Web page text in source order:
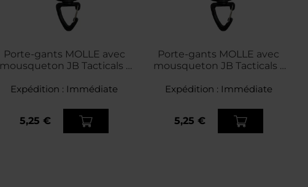
Porte-gants MOLLE avec
mousqueton JB Tacticals -
Expédition : Immédiate
5,25 €
Porte-gants MOLLE avec
mousqueton JB Tacticals -
Expédition : Immédiate
5,25 €